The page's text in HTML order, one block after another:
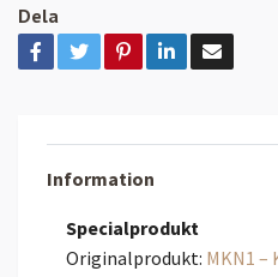
Dela
Information
Specialprodukt
Originalprodukt: MKN1